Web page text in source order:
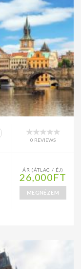
0 REVIEWS
ÁR (ÁTLAG / ÉJ)
26,000FT
MEGNÉZEM